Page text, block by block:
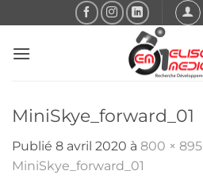
au
contenu
MiniSkye_forward_01
Publié 8 avril 2020 à 800 × 895
MiniSkye_forward_01